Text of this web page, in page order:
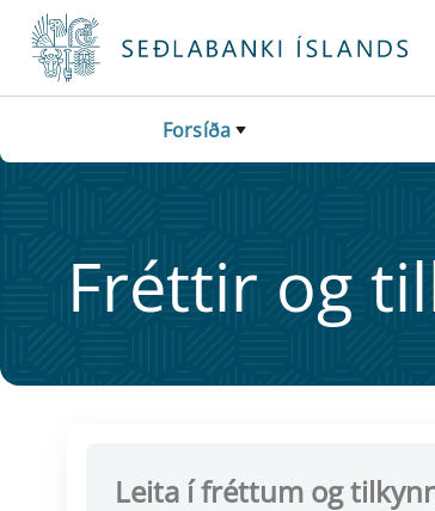
Fara beint í Meginmál
Forsíða
Frétt­ir og